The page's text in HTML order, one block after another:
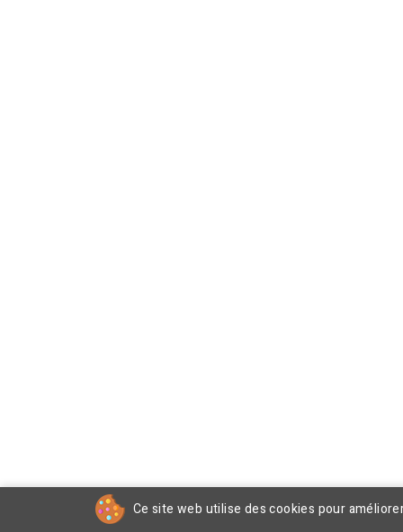
Ce site web utilise des cookies pour